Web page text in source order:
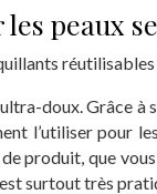
peaux
doux. Grâce
l’utiliser pour
produit, que
surtout très